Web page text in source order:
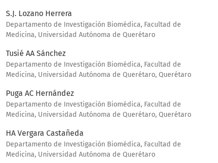
S.J. Lozano Herrera
Departamento de Investigación Biomédica, Facultad de
Medicina, Universidad Autónoma de Querétaro
Tusié AA Sánchez
Departamento de Investigación Biomédica, Facultad de
Medicina, Universidad Autónoma de Querétaro, Querétaro
Puga AC Hernández
Departamento de Investigación Biomédica, Facultad de
Medicina, Universidad Autónoma de Querétaro, Querétaro
HA Vergara Castañeda
Departamento de Investigación Biomédica, Facultad de
Medicina, Universidad Autónoma de Querétaro